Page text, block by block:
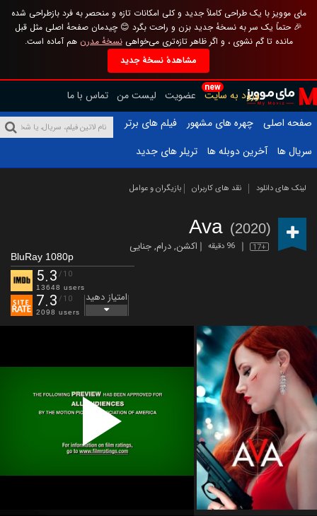
مای موویز با یک طراحی کاملاً جدید و کلی امکانات تازه و منحصر به فرد بازطراحی شده
🎉 حتماً یک سر به نسخهٔ جدید بزن و راحت بگرد 😊 چیدمان صفحهٔ اصلی مثل قبل
مانده تا گم نشوی ، و اگر ظاهر تازه‌تری می‌خواهینسخهٔ مدرن هم آماده است.
مشاهدهٔ نسخهٔ جدید
new
ورود به سایت عضویت لیست من تماس با ما
صفحه اصلی
چهره های مشهور
فیلم های برتر
سریال ها
آخرین دوبله ها تریلر های جدید
لینک های دانلود نقد های کاربران بازیگران و عوامل
Ava (2020)
17+ 96 دقیقه اکشن,درام,جنایی
BluRay 1080p
5.3 /10
13648 users
7.3 /10
2098 users
امتیاز دهید
Play